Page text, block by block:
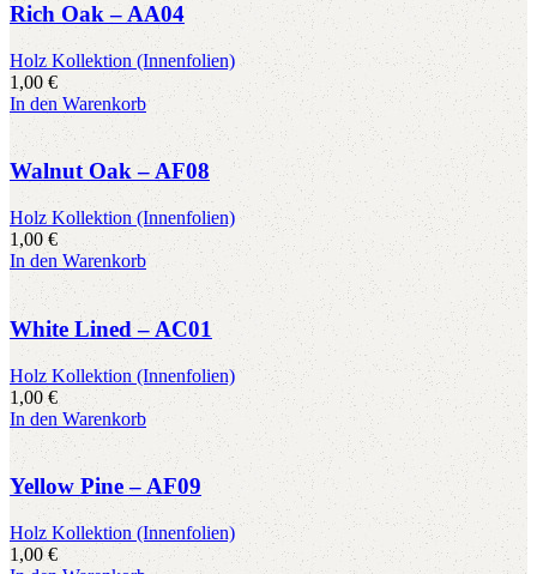
Rich Oak – AA04
Holz Kollektion (Innenfolien)
1,00€
In den Warenkorb
Walnut Oak – AF08
Holz Kollektion (Innenfolien)
1,00€
In den Warenkorb
White Lined – AC01
Holz Kollektion (Innenfolien)
1,00€
In den Warenkorb
Yellow Pine – AF09
Holz Kollektion (Innenfolien)
1,00€